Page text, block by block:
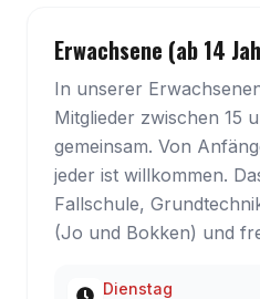
Erwachsene (ab 14
In unserer
Mitglieder zwischen 15
gemeinsam. Von
jeder ist willkommen.
Fallschule,
(Jo und Bokken) und
Dienstag